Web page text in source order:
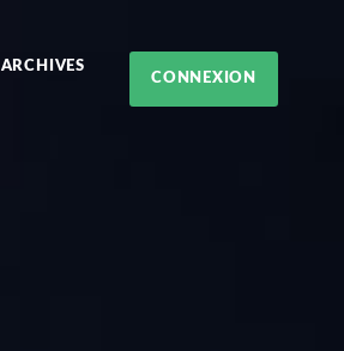
ARCHIVES
CONNEXION